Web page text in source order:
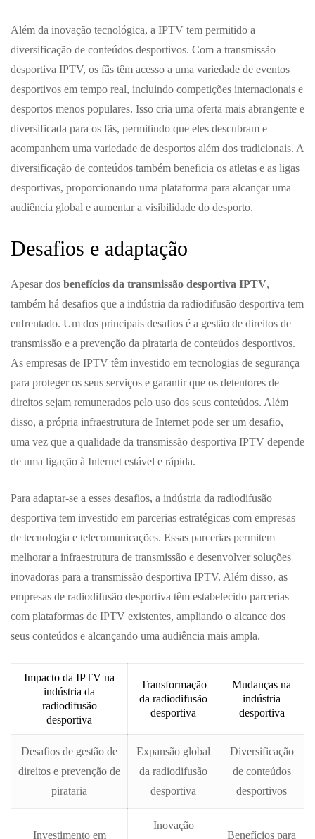
Além da inovação tecnológica, a IPTV tem permitido a
diversificação de conteúdos desportivos. Com a transmissão
desportiva IPTV, os fãs têm acesso a uma variedade de eventos
desportivos em tempo real, incluindo competições internacionais e
desportos menos populares. Isso cria uma oferta mais abrangente e
diversificada para os fãs, permitindo que eles descubram e
acompanhem uma variedade de desportos além dos tradicionais. A
diversificação de conteúdos também beneficia os atletas e as ligas
desportivas, proporcionando uma plataforma para alcançar uma
audiência global e aumentar a visibilidade do desporto.
Desafios e adaptação
Apesar dos benefícios da transmissão desportiva IPTV,
também há desafios que a indústria da radiodifusão desportiva tem
enfrentado. Um dos principais desafios é a gestão de direitos de
transmissão e a prevenção da pirataria de conteúdos desportivos.
As empresas de IPTV têm investido em tecnologias de segurança
para proteger os seus serviços e garantir que os detentores de
direitos sejam remunerados pelo uso dos seus conteúdos. Além
disso, a própria infraestrutura de Internet pode ser um desafio,
uma vez que a qualidade da transmissão desportiva IPTV depende
de uma ligação à Internet estável e rápida.
Para adaptar-se a esses desafios, a indústria da radiodifusão
desportiva tem investido em parcerias estratégicas com empresas
de tecnologia e telecomunicações. Essas parcerias permitem
melhorar a infraestrutura de transmissão e desenvolver soluções
inovadoras para a transmissão desportiva IPTV. Além disso, as
empresas de radiodifusão desportiva têm estabelecido parcerias
com plataformas de IPTV existentes, ampliando o alcance dos
seus conteúdos e alcançando uma audiência mais ampla.
Impacto da IPTV na
indústria da
radiodifusão
desportiva
Transformação
da radiodifusão
desportiva
Mudanças na
indústria
desportiva
Desafios de gestão de
direitos e prevenção de
pirataria
Expansão global
da radiodifusão
desportiva
Diversificação
de conteúdos
desportivos
Investimento em
Inovação
Benefícios para